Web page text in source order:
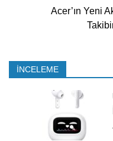
Acer’ın Yeni
İNCELEME